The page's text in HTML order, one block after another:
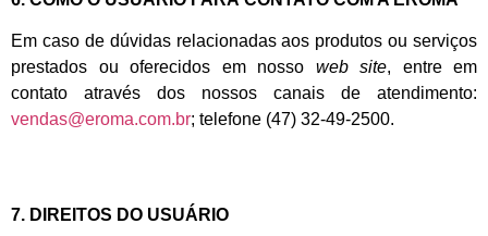
Em caso de dúvidas relacionadas aos produtos ou serviços
prestados ou oferecidos em nosso web site, entre em
contato através dos nossos canais de atendimento:
vendas@eroma.com.br; telefone (47) 32-49-2500.
7. DIREITOS DO USUÁRIO